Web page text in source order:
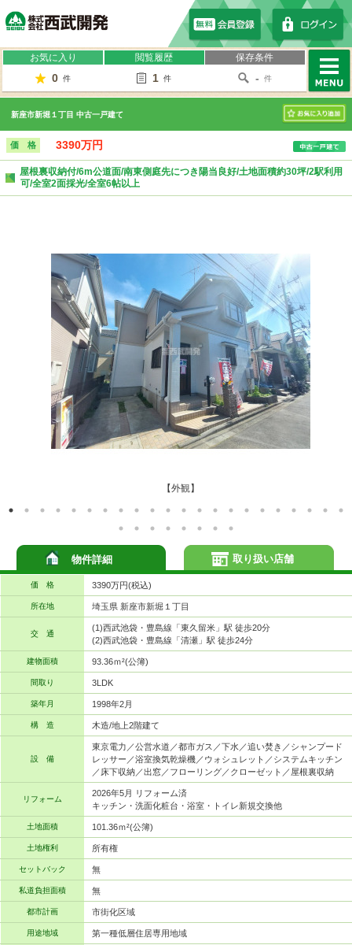
お気に入り
0 件
閲覧履歴
1 件
保存条件
- 件
MENU
新座市新堀１丁目 中古一戸建て
お気に入り
価 格 3390万円
屋根裏収納付/6m公道面/南東側庭先につき陽当良好/土地面積約30坪/2駅利用
可/全室2面採光/全室6帖以上
【外観】
物件詳細
価 格 3390万円(税込)
所在地 埼玉県 新座市新堀１丁目
交 通
(1)西武池袋・豊島線「東久留米」駅 徒歩20分
(2)西武池袋・豊島線「清瀬」駅 徒歩24分
建物面積 93.36ｍ²(公簿)
間取り 3LDK
築年月 1998年2月
構 造 木造/地上2階建て
設 備
東京電力／公営水道／都市ガス／下水／追い焚き／シャンプード
レッサー／浴室換気乾燥機／ウォシュレット／システムキッチン
／床下収納／出窓／フローリング／クローゼット／屋根裏収納
リフォーム
2026年5月 リフォーム済
キッチン・洗面化粧台・浴室・トイレ新規交換他
土地面積 101.36ｍ²(公簿)
土地権利 所有権
セットバック 無
私道負担面積 無
都市計画 市街化区域
用途地域 第一種低層住居専用地域
取り扱い店舗